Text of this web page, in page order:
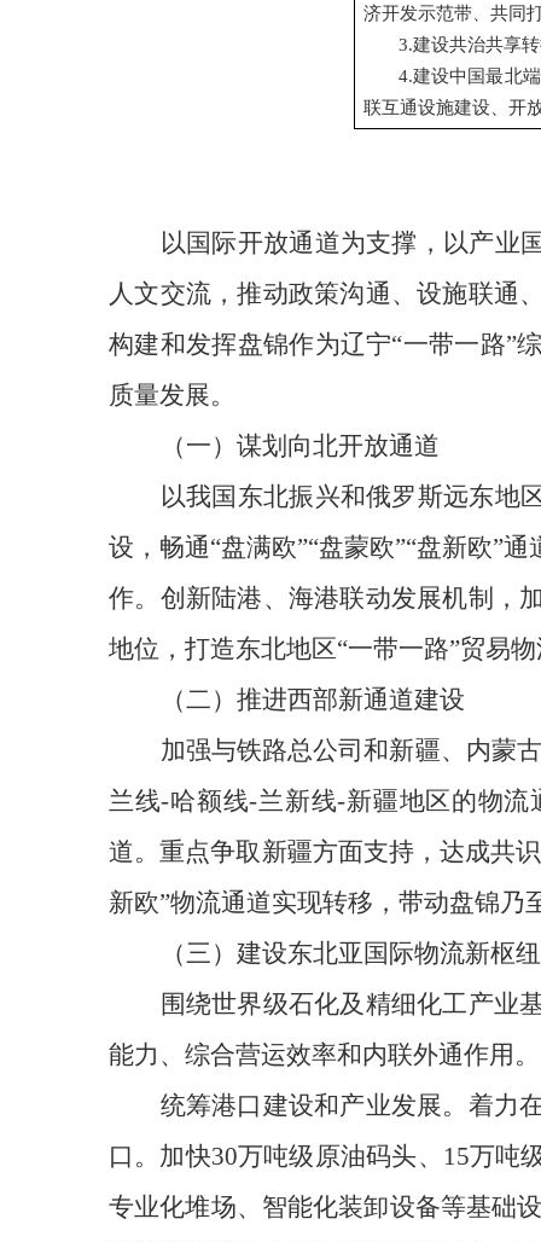
济开发示范带、共同
3.建设共治共享
4.建设中国最北
联互通设施建设、开
以国际开放通道为支撑，以产业
人文交流，推动政策沟通、设施联通
构建和发挥盘锦作为辽宁“一带一路”
质量发展。
（一） 谋划向北开放通道
以我国东北振兴和俄罗斯远东地
设， 畅通“盘满欧”“盘蒙欧”“盘新欧”通
作。创新陆港、海港联动发展机制，
地位，打造东北地区“一带一路”贸易
（二） 推进西部新通道建设
加强与铁路总公司和新疆、内蒙
兰线-哈额线-兰新线-新疆地区的物
道。重点争取新疆方面支持，达成共
新欧”物流通道实现转移，带动盘锦乃
（三） 建设东北亚国际物流新枢纽
围绕世界级石化及精细化工产业
能力、综合营运效率和内联外通作用。
统筹港口建设和产业发展。着力
口。加快30万吨级原油码头、15万吨
专业化堆场、智能化装卸设备等基础